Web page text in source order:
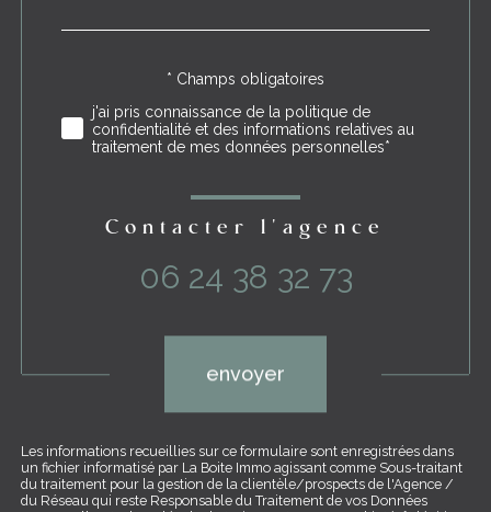
défaut
Validation* Champs obligatoires
j'ai pris connaissance de la politique de
confidentialité et des informations relatives au
traitement de mes données personnelles*
Contacter l'agence
06 24 38 32 73
envoyer
Les informations recueillies sur ce formulaire sont enregistrées dans
un fichier informatisé par La Boite Immo agissant comme Sous-traitant
du traitement pour la gestion de la clientèle/prospects de l'Agence /
du Réseau qui reste Responsable du Traitement de vos Données